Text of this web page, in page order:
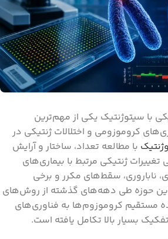
با سیتوژنتیک یکی از مهم‌ترین
کروموزومی و اختلالات ژنتیکی در
با مطالعه تعداد، ساختار و آرایش
ژنتیکی مرتبط با بیماری‌های
ناباروری، سقط‌های مکرر و برخی
حوزه طی دهه‌های گذشته از روش‌های
مستقیم کروموزوم‌ها به فناوری‌های
بسیار بالا تکامل یافته است.